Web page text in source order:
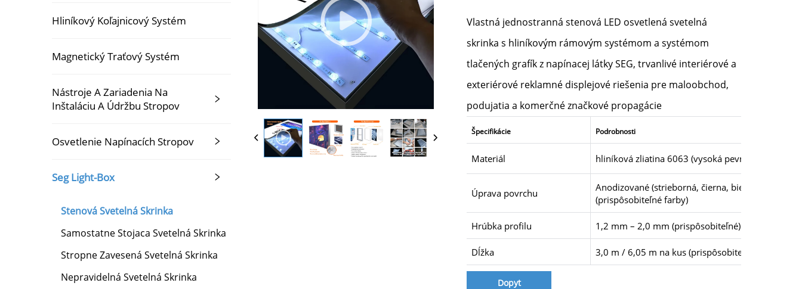
Hliníkový Koľajnicový Systém
Magnetický Traťový Systém
Nástroje A Zariadenia Na
Inštaláciu A Údržbu Stropov
Osvetlenie Napínacích Stropov
Seg Light-Box
Stenová Svetelná Skrinka
Samostatne Stojaca Svetelná Skrinka
Stropne Zavesená Svetelná Skrinka
Nepravidelná Svetelná Skrinka
Vlastná jednostranná stenová LED osvetlená svetelná
skrinka s hliníkovým rámovým systémom a systémom
tlačených grafík z napínacej látky SEG, trvanlivé interiérové a
exteriérové reklamné displejové riešenia pre maloobchod,
podujatia a komerčné značkové propagácie
Špecifikácie Podrobnosti
Materiál hliníková zliatina 6063 (vysoká pevnosť, odolná
Úprava povrchu
Anodizované (strieborná, čierna, biela) /
(prispôsobiteľné farby)
Hrúbka profilu 1,2 mm – 2,0 mm (prispôsobiteľné)
Dĺžka 3,0 m / 6,05 m na kus (prispôsobiteľné)
Dopyt